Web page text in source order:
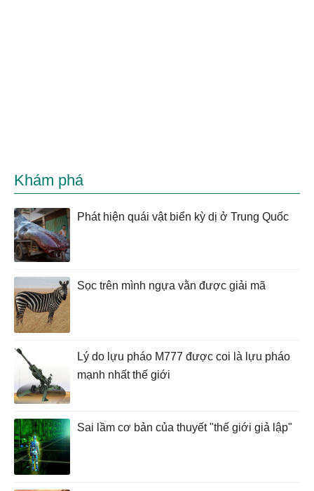
Khám phá
Phát hiện quái vật biển kỳ dị ở Trung Quốc
Sọc trên mình ngựa vằn được giải mã
Lý do lựu pháo M777 được coi là lựu pháo
mạnh nhất thế giới
Sai lầm cơ bản của thuyết "thế giới giả lập"